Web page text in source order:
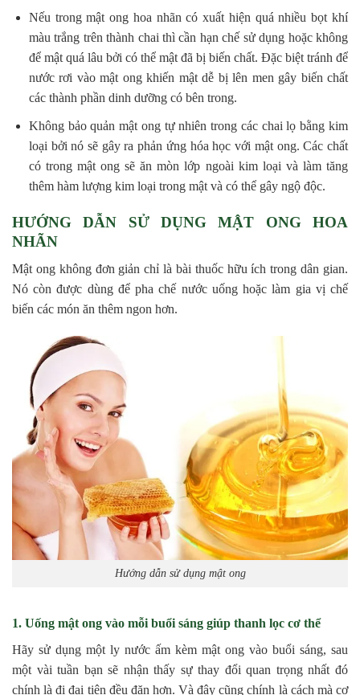
Nếu trong mật ong hoa nhãn có xuất hiện quá nhiều bọt khí
màu trắng trên thành chai thì cần hạn chế sử dụng hoặc không
để mật quá lâu bởi có thể mật đã bị biến chất. Đặc biệt tránh để
nước rơi vào mật ong khiến mật dễ bị lên men gây biến chất
các thành phần dinh dưỡng có bên trong.
Không bảo quản mật ong tự nhiên trong các chai lọ bằng kim
loại bởi nó sẽ gây ra phản ứng hóa học với mật ong. Các chất
có trong mật ong sẽ ăn mòn lớp ngoài kim loại và làm tăng
thêm hàm lượng kim loại trong mật và có thể gây ngộ độc.
HƯỚNG DẪN SỬ DỤNG MẬT ONG HOA
NHÃN
Mật ong không đơn giản chỉ là bài thuốc hữu ích trong dân gian.
Nó còn được dùng để pha chế nước uống hoặc làm gia vị chế
biến các món ăn thêm ngon hơn.
Hướng dẫn sử dụng mật ong
1. Uống mật ong vào mỗi buổi sáng giúp thanh lọc cơ thể
Hãy sử dụng một ly nước ấm kèm mật ong vào buổi sáng, sau
một vài tuần bạn sẽ nhận thấy sự thay đổi quan trọng nhất đó
chính là đi đại tiện đều đặn hơn. Và đây cũng chính là cách mà cơ